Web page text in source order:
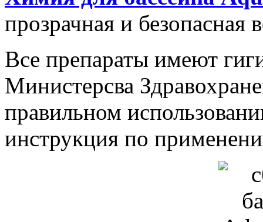
прозрачная и безопасная
Все препараты имеют
Министерсва
правильном
инструкция по